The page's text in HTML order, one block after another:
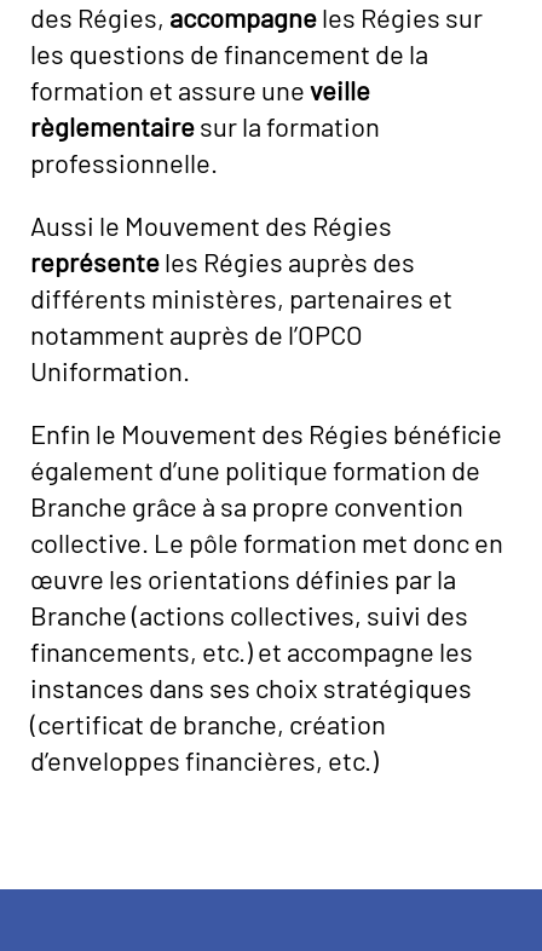
des Régies, accompagneles Régies sur
les questions de financement de la
formation et assure uneveille
règlementairesur la formation
professionnelle.
Aussi le Mouvement des Régies
représenteles Régies auprès des
différents ministères, partenaires et
notamment auprès de l’OPCO
Uniformation.
Enfin le Mouvement des Régies bénéficie
également d’une politique formation de
Branche grâce à sa propre convention
collective. Le pôle formation met donc en
œuvre les orientations définies par la
Branche (actions collectives, suivi des
financements, etc.) et accompagne les
instances dans ses choix stratégiques
(certificat de branche, création
d’enveloppes financières, etc.)